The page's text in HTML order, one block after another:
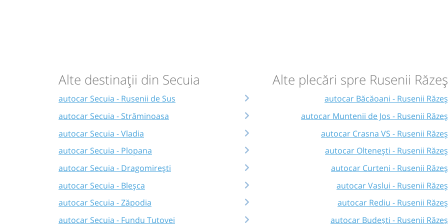
Alte destinații din Secuia
autocar Secuia - Rusenii de Sus
autocar Secuia - Străminoasa
autocar Secuia - Vladia
autocar Secuia - Plopana
autocar Secuia - Dragomirești
autocar Secuia - Bleșca
autocar Secuia - Zăpodia
autocar Secuia - Fundu Tutovei
Alte plecări spre Rusenii
autocar Băcăoani - Rusenii
autocar Muntenii de Jos - Rusenii
autocar Crasna VS - Rusenii
autocar Oltenești - Rusenii
autocar Curteni - Rusenii
autocar Vaslui - Rusenii
autocar Rediu - Rusenii
autocar Budești - Rusenii